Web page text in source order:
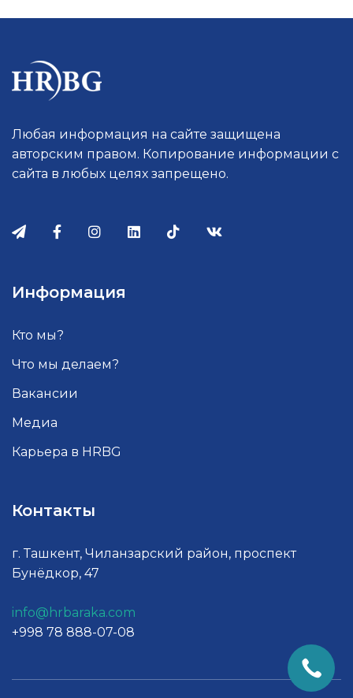
Любая информация на сайте защищена
авторским правом. Копирование информации с
сайта в любых целях запрещено.
Информация
Кто мы?
Что мы делаем?
Вакансии
Медиа
Карьера в HRBG
Контакты
г. Ташкент, Чиланзарский район, проспект
Бунёдкор, 47
info@hrbaraka.com
+998 78 888-07-08